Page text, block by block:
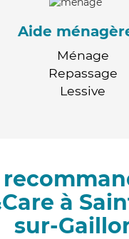
Aide
Ménage
Repassage
Lessive
à
sur-